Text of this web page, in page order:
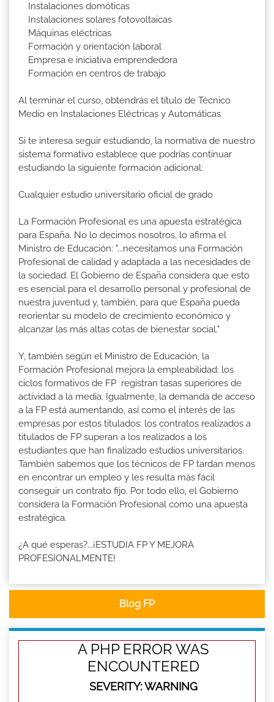
Instalaciones domóticas
Instalaciones solares fotovoltaicas
Máquinas eléctricas
Formación y orientación laboral
Empresa e iniciativa emprendedora
Formación en centros de trabajo
Al terminar el curso, obtendrás el título de Técnico
Medio en Instalaciones Eléctricas y Automáticas
Si te interesa seguir estudiando, la normativa de nuestro
sistema formativo establece que podrías continuar
estudiando la siguiente formación adicional:
Cualquier estudio universitario oficial de grado
La Formación Profesional es una apuesta estratégica
para España. No lo decimos nosotros, lo afirma el
Ministro de Educación: "...necesitamos una Formación
Profesional de calidad y adaptada a las necesidades de
la sociedad. El Gobierno de España considera que esto
es esencial para el desarrollo personal y profesional de
nuestra juventud y, también, para que España pueda
reorientar su modelo de crecimiento económico y
alcanzar las más altas cotas de bienestar social."
Y, también según el Ministro de Educación, la
Formación Profesional mejora la empleabilidad: los
ciclos formativos de FP registran tasas superiores de
actividad a la media. Igualmente, la demanda de acceso
a la FP está aumentando, así como el interés de las
empresas por estos titulados: los contratos realizados a
titulados de FP superan a los realizados a los
estudiantes que han finalizado estudios universitarios.
También sabemos que los técnicos de FP tardan menos
en encontrar un empleo y les resulta más fácil
conseguir un contrato fijo. Por todo ello, el Gobierno
considera la Formación Profesional como una apuesta
estratégica.
¿A qué esperas?...¡ESTUDIA FP Y MEJORA
PROFESIONALMENTE!
Blog FP
A PHP ERROR WAS
ENCOUNTERED
SEVERITY: WARNING